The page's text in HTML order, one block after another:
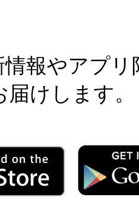
情報やアプリ
届けします。